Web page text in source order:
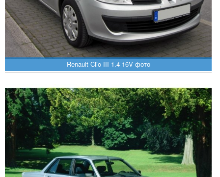
Renault Clio III 1.4 16V фото